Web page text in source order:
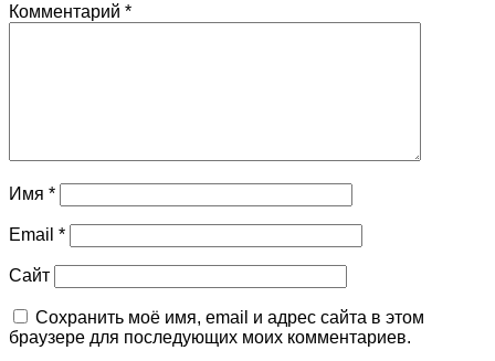
Комментарий *
Имя *
Email *
Сайт
Сохранить моё имя, email и адрес сайта в этом
браузере для последующих моих комментариев.